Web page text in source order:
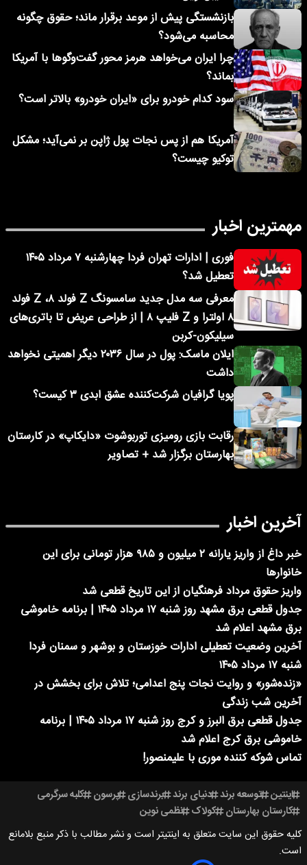
بازنشستگی پیش از موعد برقرار ماند؛ حقوق چگونه
محاسبه می‌شود؟
چرا ایران می‌خواهد هرمز محور گفت‌وگوها با آمریکا
بماند؟
سود کدام خودرو برای «ایران خودرو» بالاتر است؟
آمریکا هم از پس نجات پول ژاپن بر نمی‌آید؛ مشکل
توکیو چیست؟
مهمترین اخبار
فوری | ادارات تهران فردا چهارشنبه ۷ مرداد ۱۴۰۵
تعطیل شد؟
معرفی سه مدل جدید سامسونگ Z فولد ۸، Z فولد
۸ اولترا و Z فلیپ ۸ | از طراحی عریض تا باتری‌های
سیلیکون-کربن
ایلان ماسک: پول در سال ۲۰۳۶ دیگر اهمیتی نخواهد
داشت
پویا گرافیان شرکت‌کننده عشق ابدی ۳ کیست؟
رقابت بازی رومیزی توربوشوت «دایکاپ» در کارستان
بهارستان برگزار شد + تصاویر
آخرین اخبار
خبر داغ از واریز یارانه ۲ میلیون و ۹۸۵ هزار تومانی برای این
خانوارها
واریز حقوق مرداد فرهنگیان از این تاریخ قطعی شد
جدول قطعی برق مشهد روز شنبه ۱۷ مرداد ۱۴۰۵ | برنامه خاموشی
برق مشهد اعلام شد
آخرین وضعیت تعطیلی ادارات خوزستان و بوشهر و سمنان فردا
شنبه ۱۷ مرداد ۱۴۰۵
«زنده‌شور» و روایت نجات پنج اعدامی؛ تلاش برای بخشش در
آخرین شب زندگی
جدول قطعی برق البرز و کرج روز شنبه ۱۷ مرداد ۱۴۰۵ | برنامه
خاموشی برق کرج اعلام شد
تماس شوکه کننده موری با علیمنصور!
اینتین توسعه برند دنیای برند برندسازی پرسون کلبه سرگرمی
کارستان بهارستان کولاک نظمی نوین
کلیه حقوق این سایت متعلق به اینتیتر است و نشر مطالب با ذکر منبع بلامانع
است.